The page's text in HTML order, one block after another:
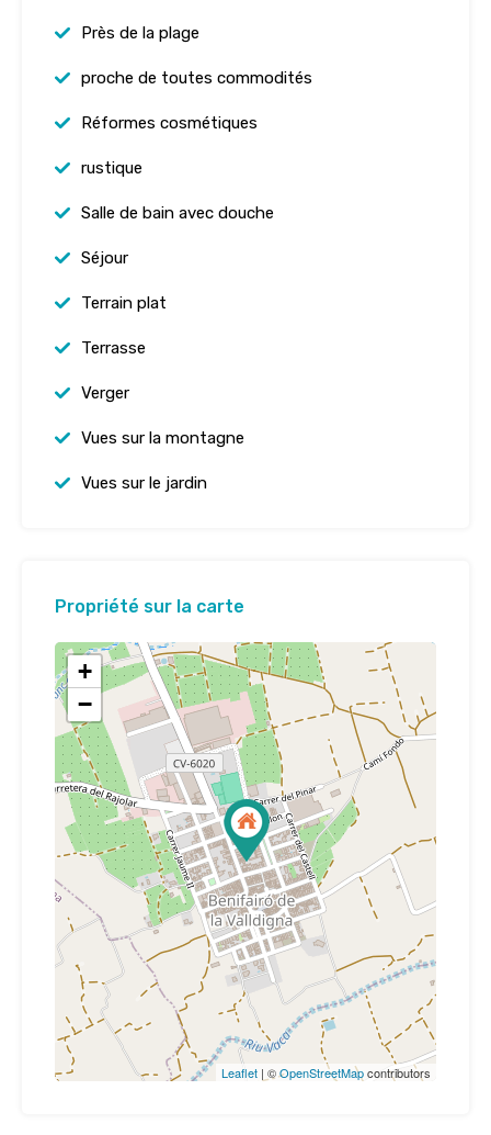
Près de la plage
proche de toutes commodités
Réformes cosmétiques
rustique
Salle de bain avec douche
Séjour
Terrain plat
Terrasse
Verger
Vues sur la montagne
Vues sur le jardin
Propriété sur la carte
+
−
Leaflet | ©OpenStreetMapcontributors